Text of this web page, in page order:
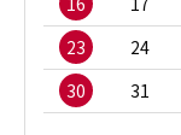
23
24
30
31